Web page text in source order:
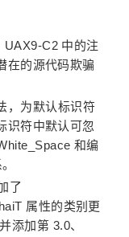
C2 中的注
在的源代码欺骗
，为默认标识符
识符中默认可忽
和编
了
属性的类别更
添加第 3.0、